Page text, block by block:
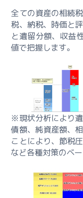
せ
相
続・
ン
サ
ル
テ
全ての資産の相続
税、納税、時価と
と遺留分額、収益
値で把握します。
※現状分析により
債額、純資産額、
ことにより、節税
など各種対策のベー